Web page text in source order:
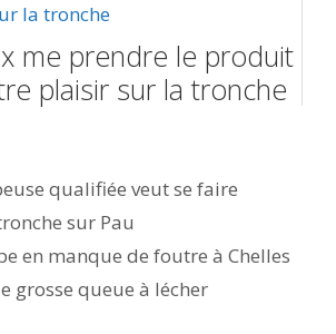
me prendre le produit
plaisir sur la tronche
qualifiée veut se faire
sur Pau
en manque de foutre à Chelles
grosse queue à lécher